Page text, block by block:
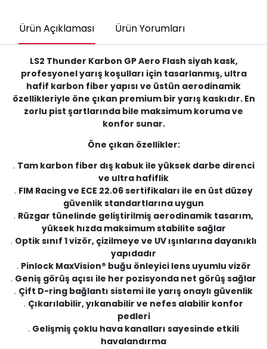
Ürün Açıklaması Ürün Yorumları
LS2 Thunder Karbon GP Aero Flash siyah kask,
profesyonel yarış koşulları için tasarlanmış, ultra
hafif karbon fiber yapısı ve üstün aerodinamik
özellikleriyle öne çıkan premium bir yarış kaskıdır. En
zorlu pist şartlarında bile maksimum koruma ve
konfor sunar.
Öne çıkan özellikler:
. Tam karbon fiber dış kabuk ile yüksek darbe direnci
ve ultra hafiflik
. FIM Racing ve ECE 22.06 sertifikaları ile en üst düzey
güvenlik standartlarına uygun
. Rüzgar tünelinde geliştirilmiş aerodinamik tasarım,
yüksek hızda maksimum stabilite sağlar
. Optik sınıf 1 vizör, çizilmeye ve UV ışınlarına dayanıklı
yapıdadır
. Pinlock MaxVision® buğu önleyici lens uyumlu vizör
. Geniş görüş açısı ile her pozisyonda net görüş sağlar
. Çift D-ring bağlantı sistemi ile yarış onaylı güvenlik
. Çıkarılabilir, yıkanabilir ve nefes alabilir konfor
pedleri
. Gelişmiş çoklu hava kanalları sayesinde etkili
havalandırma